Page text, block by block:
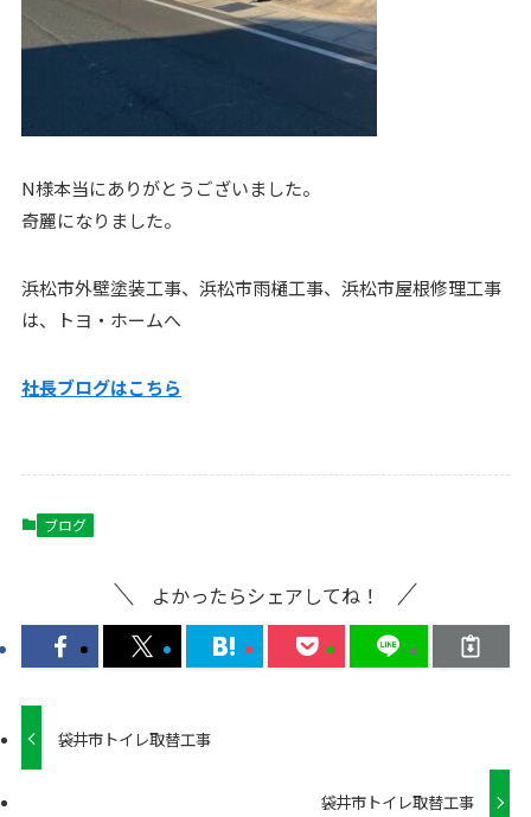
N様本当にありがとうございました。
奇麗になりました。
浜松市外壁塗装工事、浜松市雨樋工事、浜松市屋根修理工事
は、トヨ・ホームへ
社長ブログはこちら
ブログ
よかったらシェアしてね！
袋井市トイレ取替工事
袋井市トイレ取替工事